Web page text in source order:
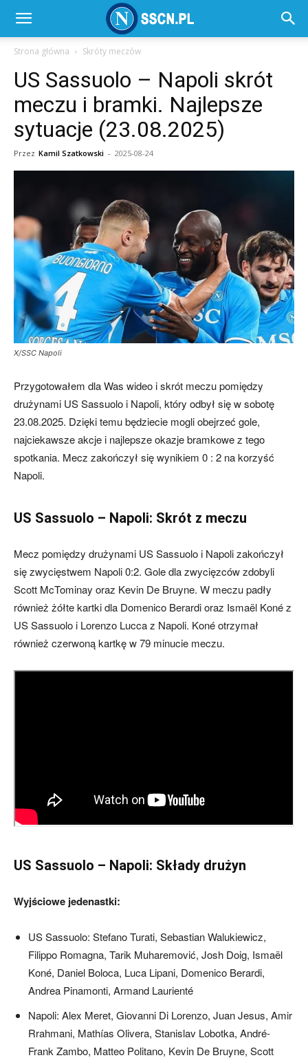
SSC
Napoli
Strona główna Skróty meczów
US Sassuolo – Napoli skrót
meczu i bramki. Najlepsze
sytuacje (23.08.2025)
Przez Kamil Szatkowski - 2025-08-24
X/SSC Napoli
Przygotowałem dla Was wideo i skrót meczu pomiędzy
drużynami US Sassuolo i Napoli, który odbył się w sobotę
23.08.2025. Dzięki temu będziecie mogli obejrzeć gole,
najciekawsze akcje i najlepsze okazje bramkowe z tego
spotkania. Mecz zakończył się wynikiem 0 : 2 na korzyść
Napoli.
US Sassuolo – Napoli: Skrót z meczu
Mecz pomiędzy drużynami US Sassuolo i Napoli zakończył
się zwycięstwem Napoli 0:2. Gole dla zwycięzców zdobyli
Scott McTominay oraz Kevin De Bruyne. W meczu padły
również żółte kartki dla Domenico Berardi oraz Ismaël Koné z
US Sassuolo i Lorenzo Lucca z Napoli. Koné otrzymał
również czerwoną kartkę w 79 minucie meczu.
US Sassuolo – Napoli: Składy drużyn
Wyjściowe jedenastki:
US Sassuolo: Stefano Turati, Sebastian Walukiewicz,
Filippo Romagna, Tarik Muharemović, Josh Doig, Ismaël
Koné, Daniel Boloca, Luca Lipani, Domenico Berardi,
Andrea Pinamonti, Armand Laurienté
Napoli: Alex Meret, Giovanni Di Lorenzo, Juan Jesus, Amir
Rrahmani, Mathías Olivera, Stanislav Lobotka, André-
Frank Zambo, Matteo Politano, Kevin De Bruyne, Scott